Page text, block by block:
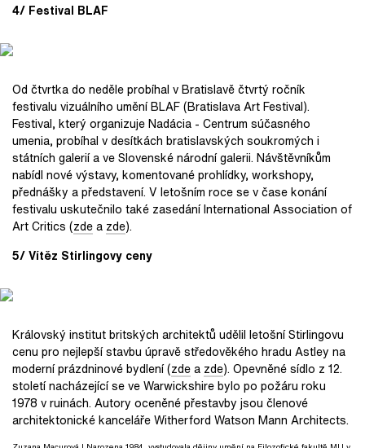
4/ Festival BLAF
Od čtvrtka do neděle probíhal v Bratislavě čtvrtý ročník
festivalu vizuálního umění BLAF (Bratislava Art Festival).
Festival, který organizuje Nadácia - Centrum súčasného
umenia, probíhal v desítkách bratislavských soukromých i
státních galerií a ve Slovenské národní galerii. Návštěvníkům
nabídl nové výstavy, komentované prohlídky, workshopy,
přednášky a představení. V letošním roce se v čase konání
festivalu uskutečnilo také zasedání International Association of
Art Critics (zdea zde).
5/ Vítěz Stirlingovy ceny
Královský institut britských architektů udělil letošní Stirlingovu
cenu pro nejlepší stavbu úpravě středověkého hradu Astley na
moderní prázdninové bydlení (zdea zde). Opevněné sídlo z 12.
století nacházející se ve Warwickshire bylo po požáru roku
1978 v ruinách. Autory oceněné přestavby jsou členové
architektonické kanceláře Witherford Watson Mann Architects.